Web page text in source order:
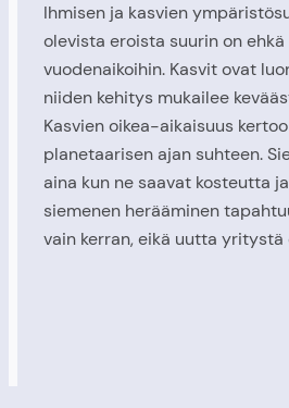
Ihmisen ja kasvien
olevista eroista suurin on
vuodenaikoihin. Kasvit ovat
niiden kehitys mukailee
Kasvien oikea-aikaisuus
planetaarisen ajan suhteen.
aina kun ne saavat kosteutta
siemenen herääminen
vain kerran, eikä uutta yritystä